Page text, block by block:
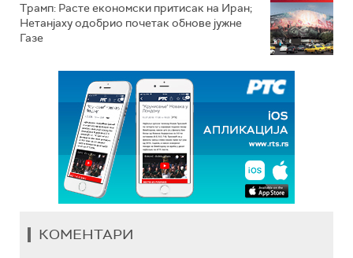
Трамп: Расте економски притисак на Иран;
Нетанјаху одобрио почетак обнове јужне
Газе
КОМЕНТАРИ